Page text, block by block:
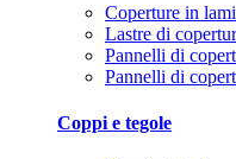
Coperture in
Lastre di
Pannelli di
Pannelli di
Coppi e tegole